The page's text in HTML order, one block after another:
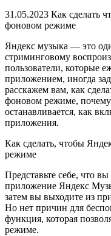
31.05.2023 Как сделать
фоновом режиме
Яндекс музыка — это
стриминговому
пользователи, которые
приложением, иногда
расскажем вам, как
фоновом режиме,
останавливается, как
приложения.
Как сделать, чтобы
режиме
Представьте себе, что
приложение Яндекс
затем вы выходите из
Но нет причин для
функция, которая
режиме.